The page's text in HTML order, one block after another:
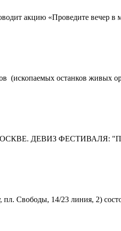
акцию «Проведите вечер в
(ископаемых останков живых
ФЕСТИВАЛЯ:
Свободы, 14/23 линия, 2)